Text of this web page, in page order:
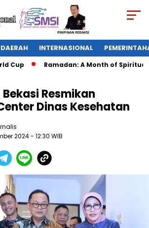
DAERAH INTERNASIONAL
Ramadan: A Month of Spiritual
Resmikan
Dinas Kesehatan
2024- 12:30 WIB